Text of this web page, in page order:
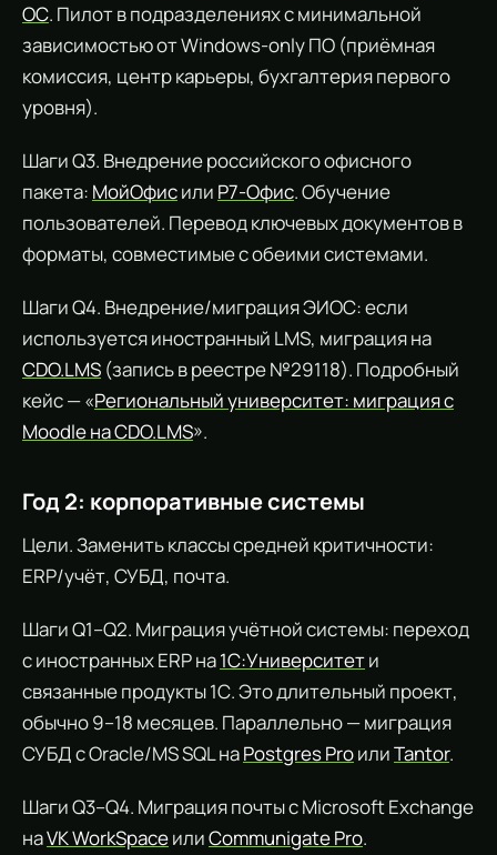
ОС. Пилот в подразделениях с минимальной
зависимостью от Windows-only ПО (приёмная
комиссия, центр карьеры, бухгалтерия первого
уровня).
Шаги Q3. Внедрение российского офисного
пакета: МойОфисили Р7-Офис. Обучение
пользователей. Перевод ключевых документов в
форматы, совместимые с обеими системами.
Шаги Q4. Внедрение/миграция ЭИОС: если
используется иностранный LMS, миграция на
CDO.LMS (запись в реестре №29118). Подробный
кейс — «Региональный университет: миграция с
Moodle на CDO.LMS».
Год 2: корпоративные системы
Цели. Заменить классы средней критичности:
ERP/учёт, СУБД, почта.
Шаги Q1–Q2. Миграция учётной системы: переход
с иностранных ERP на1С:Университети
связанные продукты 1С. Это длительный проект,
обычно 9–18 месяцев. Параллельно — миграция
СУБД с Oracle/MS SQL наPostgres ProилиTantor.
Шаги Q3–Q4. Миграция почты с Microsoft Exchange
наVK WorkSpaceилиCommunigate Pro.